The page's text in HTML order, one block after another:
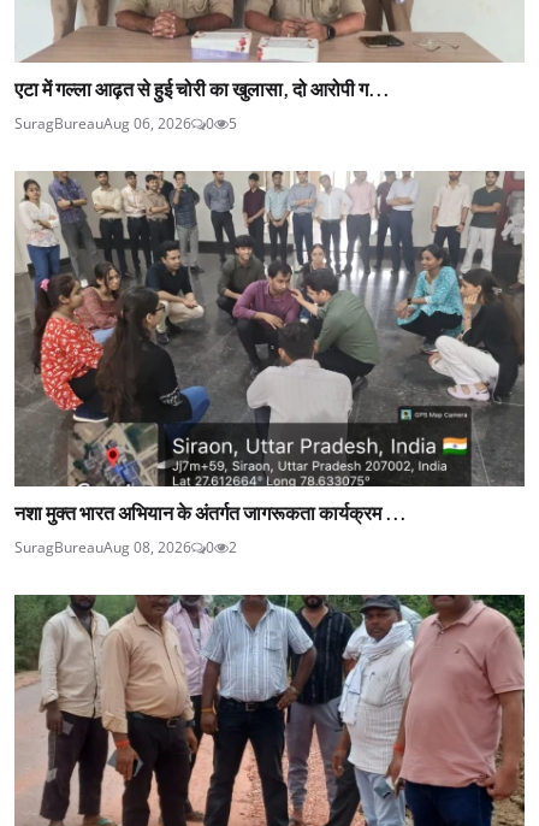
एटा में गल्ला आढ़त से हुई चोरी का खुलासा, दो आरोपी ग...
SuragBureauAug 06, 2026 0 5
नशा मुक्त भारत अभियान के अंतर्गत जागरूकता कार्यक्रम ...
SuragBureauAug 08, 2026 0 2